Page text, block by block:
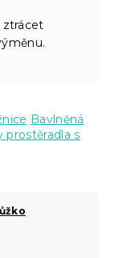
ztrácet
Bavlněná
prostěradla s